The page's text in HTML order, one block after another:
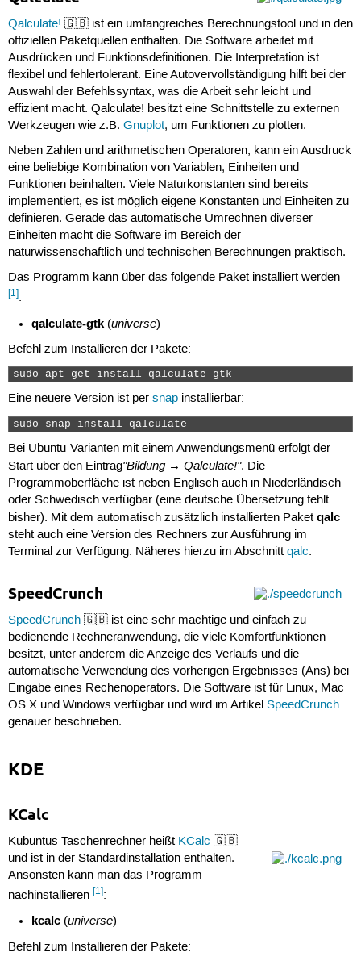
Qalculate! 🇬🇧 ist ein umfangreiches Berechnungstool und in den
offiziellen Paketquellen enthalten. Die Software arbeitet mit
Ausdrücken und Funktionsdefinitionen. Die Interpretation ist
flexibel und fehlertolerant. Eine Autovervollständigung hilft bei der
Auswahl der Befehlssyntax, was die Arbeit sehr leicht und
effizient macht. Qalculate! besitzt eine Schnittstelle zu externen
Werkzeugen wie z.B. Gnuplot, um Funktionen zu plotten.
Neben Zahlen und arithmetischen Operatoren, kann ein Ausdruck
eine beliebige Kombination von Variablen, Einheiten und
Funktionen beinhalten. Viele Naturkonstanten sind bereits
implementiert, es ist möglich eigene Konstanten und Einheiten zu
definieren. Gerade das automatische Umrechnen diverser
Einheiten macht die Software im Bereich der
naturwissenschaftlich und technischen Berechnungen praktisch.
Das Programm kann über das folgende Paket installiert werden
[1]:
qalculate-gtk(universe)
Befehl zum Installieren der Pakete:
sudo apt-get install qalculate-gtk
Eine neuere Version ist per snapinstallierbar:
sudo snap install qalculate
Bei Ubuntu-Varianten mit einem Anwendungsmenü erfolgt der
Start über den Eintrag"Bildung → Qalculate!". Die
Programmoberfläche ist neben Englisch auch in Niederländisch
oder Schwedisch verfügbar (eine deutsche Übersetzung fehlt
bisher). Mit dem automatisch zusätzlich installierten Paket qalc
steht auch eine Version des Rechners zur Ausführung im
Terminal zur Verfügung. Näheres hierzu im Abschnitt qalc.
SpeedCrunch
SpeedCrunch🇬🇧 ist eine sehr mächtige und einfach zu
bedienende Rechneranwendung, die viele Komfortfunktionen
besitzt, unter anderem die Anzeige des Verlaufs und die
automatische Verwendung des vorherigen Ergebnisses (Ans) bei
Eingabe eines Rechenoperators. Die Software ist für Linux, Mac
OS X und Windows verfügbar und wird im Artikel SpeedCrunch
genauer beschrieben.
KDE
KCalc
Kubuntus Taschenrechner heißt KCalc 🇬🇧
und ist in der Standardinstallation enthalten.
Ansonsten kann man das Programm
nachinstallieren [1]:
kcalc (universe)
Befehl zum Installieren der Pakete: